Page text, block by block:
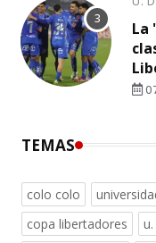
La
TEMAS
colo colo
copa libertadores